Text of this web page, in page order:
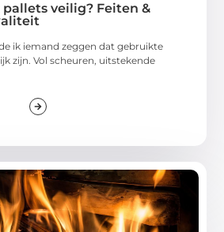
veilig? Feiten &
ik iemand zeggen dat gebruikte
zijn. Vol scheuren, uitstekende